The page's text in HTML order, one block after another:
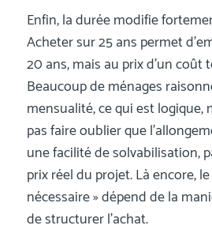
Enfin, la durée modifie
Acheter sur 25 ans permet
20 ans, mais au prix d’un coût
Beaucoup de ménages
mensualité, ce qui est logique,
pas faire oublier que
une facilité de solvabilisation,
prix réel du projet. Là encore,
nécessaire » dépend de la
de structurer l’achat.